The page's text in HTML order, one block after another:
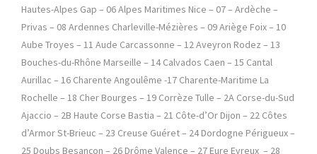
Hautes-Alpes Gap – 06 Alpes Maritimes Nice – 07 – Ardèche –
Privas – 08 Ardennes Charleville-Mézières – 09 Ariège Foix – 10
Aube Troyes – 11 Aude Carcassonne – 12 Aveyron Rodez – 13
Bouches-du-Rhône Marseille – 14 Calvados Caen – 15 Cantal
Aurillac – 16 Charente Angoulême -17 Charente-Maritime La
Rochelle – 18 Cher Bourges – 19 Corrèze Tulle – 2A Corse-du-Sud
Ajaccio – 2B Haute Corse Bastia – 21 Côte-d’Or Dijon – 22 Côtes
d’Armor St-Brieuc – 23 Creuse Guéret – 24 Dordogne Périgueux –
25 Doubs Besançon – 26 Drôme Valence – 27 Eure Evreux – 28